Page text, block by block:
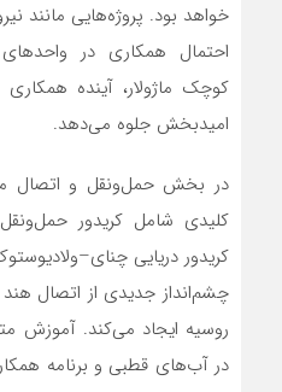
خواهد بود. پروژه‌هایی مانند
احتمال همکاری در
کوچک ماژولار، آینده
امیدبخش جلوه می‌دهد.
در بخش حمل‌ونقل و اتصال
کلیدی شامل کریدور
کریدور دریایی
چشم‌انداز جدیدی از اتصال هند
روسیه ایجاد می‌کند. آموزش
در آب‌های قطبی و برنامه